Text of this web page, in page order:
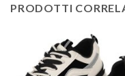
PRODOTTI